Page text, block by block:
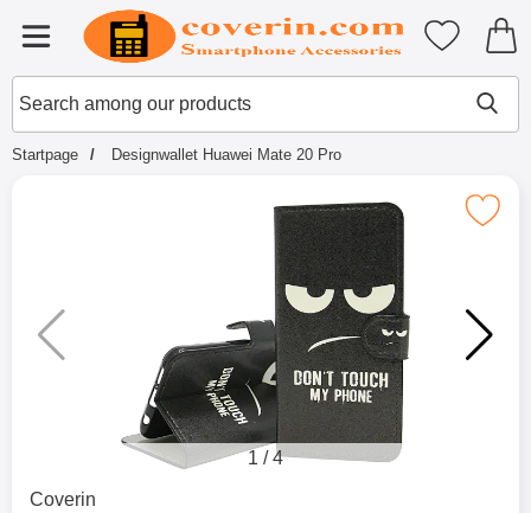
Menu
Startpage for Tibro Billiga
Search
Search among our products
My
Startpage Designwallet Huawei Mate 20 Pro
Mark designwallet Huawei
1 /4
Go to brand page for
Coverin